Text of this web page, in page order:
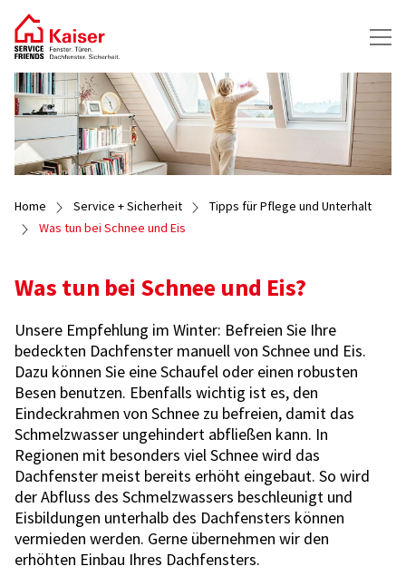
Home Service + Sicherheit
Tipps für Pflege und Unterhalt
Was tun bei Schnee und Eis
Was tun bei Schnee und Eis?
Unsere Empfehlung im Winter: Befreien Sie Ihre
bedeckten Dachfenster manuell von Schnee und Eis.
Dazu können Sie eine Schaufel oder einen robusten
Besen benutzen. Ebenfalls wichtig ist es, den
Eindeckrahmen von Schnee zu befreien, damit das
Schmelzwasser ungehindert abfließen kann. In
Regionen mit besonders viel Schnee wird das
Dachfenster meist bereits erhöht eingebaut. So wird
der Abfluss des Schmelzwassers beschleunigt und
Eisbildungen unterhalb des Dachfensters können
vermieden werden. Gerne übernehmen wir den
erhöhten Einbau Ihres Dachfensters.